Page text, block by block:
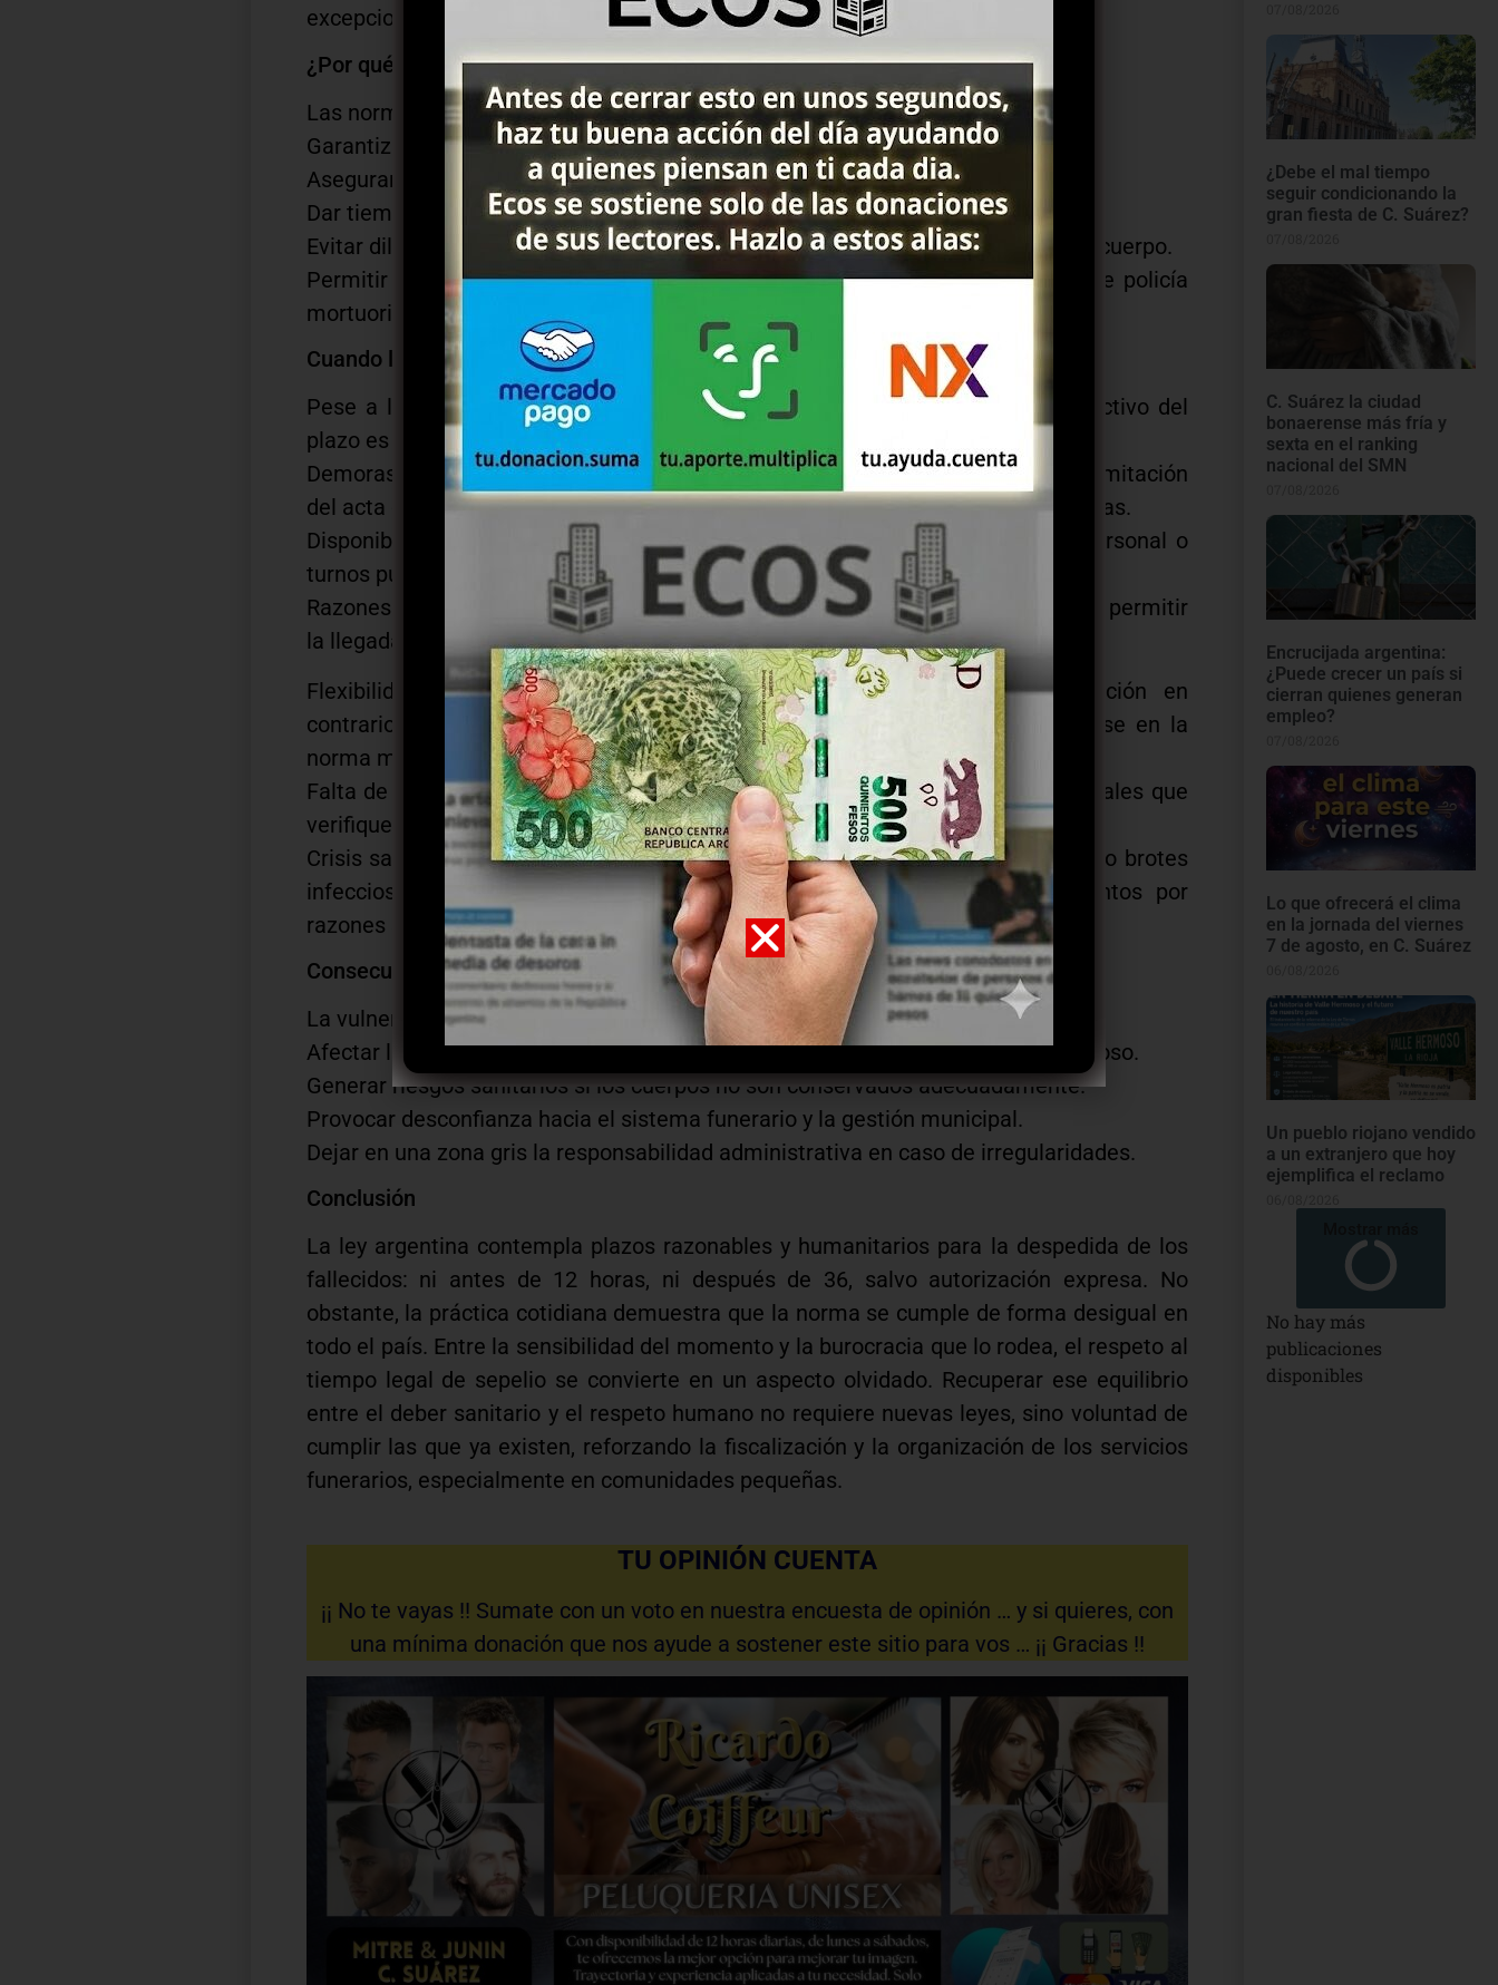
excepciones justificadas.
¿Por qué existe esta regla?
Las normas apuntan a varios fines:
Garantizar condiciones sanitarias y confirmar la causa del fallecimiento.
Asegurar que se expidan los certificados y permisos correspondientes.
Dar tiempo razonable para que los deudos puedan organizar el sepelio.
Evitar dilaciones prolongadas que generen riesgos de salubridad o deterioro del cuerpo.
Permitir el control administrativo por parte del Estado, que ejerce el poder de policía
mortuoria.
Cuando la norma se diluye: incumplimientos y causas
Pese a la claridad de las leyes, la realidad muestra que el cumplimiento efectivo del
plazo es irregular. Entre los factores más comunes se encuentran:
Demoras administrativas: la emisión del certificado médico de defunción, la tramitación
del acta en el Registro Civil o la autorización sanitaria suelen demorar varias horas.
Disponibilidad de servicios funerarios: en localidades pequeñas, la falta de personal o
turnos puede extender el plazo de espera más allá de las 36 horas legales.
Razones familiares o religiosas: muchas familias piden retrasar el sepelio para permitir
la llegada de parientes o cumplir con ritos específicos.
Flexibilidad de las autoridades: las excepciones previstas (“salvo disposición en
contrario”) permiten que los plazos se modifiquen con facilidad, convirtiéndose en la
norma más que en la excepción.
Falta de control: los municipios suelen carecer de inspectores o registros formales que
verifiquen los horarios exactos de defunción, velatorio e inhumación.
Crisis sanitarias o emergencias: en contextos como la pandemia de COVID-19 o brotes
infecciosos, muchas veces se dispuso acelerar o demorar los procedimientos por
razones sanitarias.
Consecuencias del incumplimiento
La vulneración de estos plazos puede tener efectos concretos:
Afectar la dignidad del fallecido y el derecho de los familiares a un trato respetuoso.
Generar riesgos sanitarios si los cuerpos no son conservados adecuadamente.
Provocar desconfianza hacia el sistema funerario y la gestión municipal.
Dejar en una zona gris la responsabilidad administrativa en caso de irregularidades.
Conclusión
La ley argentina contempla plazos razonables y humanitarios para la despedida de los
fallecidos: ni antes de 12 horas, ni después de 36, salvo autorización expresa. No
obstante, la práctica cotidiana demuestra que la norma se cumple de forma desigual en
todo el país. Entre la sensibilidad del momento y la burocracia que lo rodea, el respeto al
tiempo legal de sepelio se convierte en un aspecto olvidado. Recuperar ese equilibrio
entre el deber sanitario y el respeto humano no requiere nuevas leyes, sino voluntad de
cumplir las que ya existen, reforzando la fiscalización y la organización de los servicios
funerarios, especialmente en comunidades pequeñas.
TU OPINIÓN CUENTA
¡¡ No te vayas !! Sumate con un voto en nuestra encuesta de opinión … y si quieres, con
una mínima donación que nos ayude a sostener este sitio para vos … ¡¡ Gracias !!
¿Debe el mal tiempo
seguir condicionando la
gran fiesta de C. Suárez?
C. Suárez la ciudad
bonaerense más fría y
sexta en el ranking
nacional del SMN
Encrucijada argentina:
¿Puede crecer un país si
cierran quienes generan
empleo?
Lo que ofrecerá el clima
en la jornada del viernes
7 de agosto, en C. Suárez
Un pueblo riojano vendido
a un extranjero que hoy
ejemplifica el reclamo
No hay más
publicaciones
disponibles